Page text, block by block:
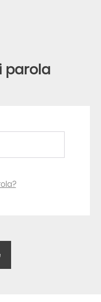
parola